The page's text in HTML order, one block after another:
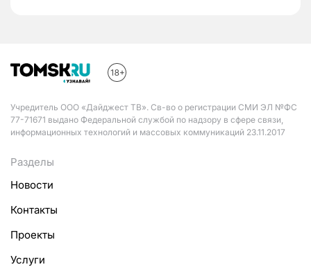
Учредитель ООО «Дайджест ТВ». Св-во о регистрации СМИ ЭЛ №ФС
77-71671 выдано Федеральной службой по надзору в сфере связи,
информационных технологий и массовых коммуникаций 23.11.2017
Разделы
Новости
Контакты
Проекты
Услуги